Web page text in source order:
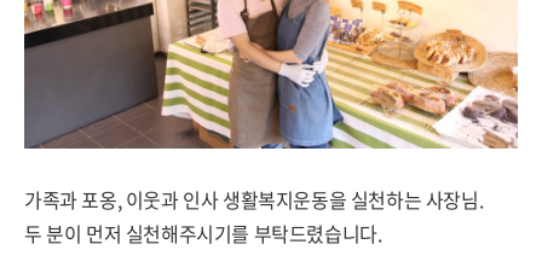
가족과 포옹, 이웃과 인사 생활복지운동을 실천하는 사장님.
두 분이 먼저 실천해주시기를 부탁드렸습니다.